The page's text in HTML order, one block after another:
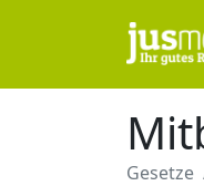
Gesetze